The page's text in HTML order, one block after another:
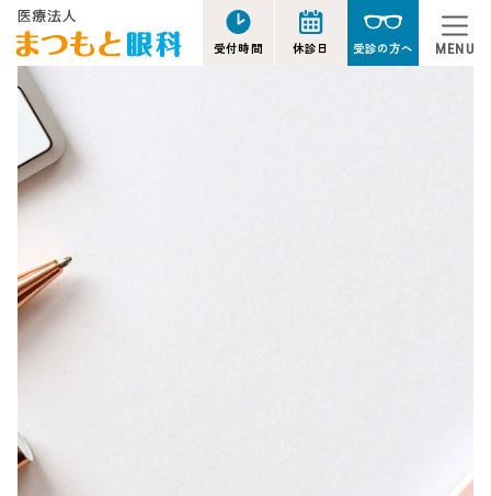
受付時間 休診日 受診の方へ MENU